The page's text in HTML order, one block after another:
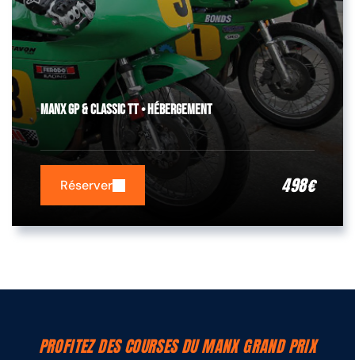
Manx GP & Classic TT • Hébergement
Réserver 498€
PROFITEZ DES COURSES DU MANX GRAND PRIX